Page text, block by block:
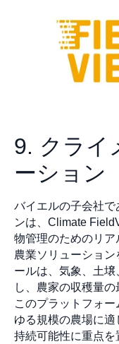
9. クライ
ーション
バイエルの子会社で
ンは、Climate
物管理のためのリ
農業ソリューショ
ールは、気象、土
し、農家の収穫量の
このプラットフォ
ゆる規模の農場に適
持続可能性に重点